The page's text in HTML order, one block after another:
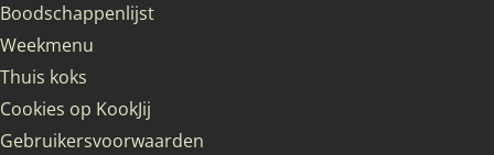
Boodschappenlijst
Weekmenu
Thuis koks
Cookies op KookJij
Gebruikersvoorwaarden